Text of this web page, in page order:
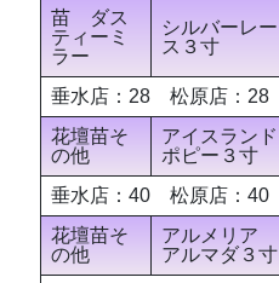
苗 ダス
ティーミ
ラー
シルバーレー
ス３寸
垂水店：28 松原店：28
花壇苗そ
の他
アイスランド
ポピー３寸
垂水店：40 松原店：40
花壇苗そ
の他
アルメリア
アルマダ３寸